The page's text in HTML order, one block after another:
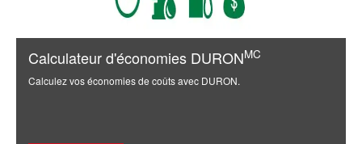
Calculateur d'économies DURONMC
Calculez vos économies de coûts avec DURON.